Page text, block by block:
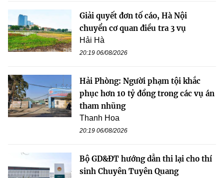
Giải quyết đơn tố cáo, Hà Nội
chuyển cơ quan điều tra 3 vụ
Hải Hà
20:19 06/08/2026
Hải Phòng: Người phạm tội khắc
phục hơn 10 tỷ đồng trong các vụ án
tham nhũng
Thanh Hoa
20:19 06/08/2026
Bộ GD&ĐT hướng dẫn thi lại cho thí
sinh Chuyên Tuyên Quang